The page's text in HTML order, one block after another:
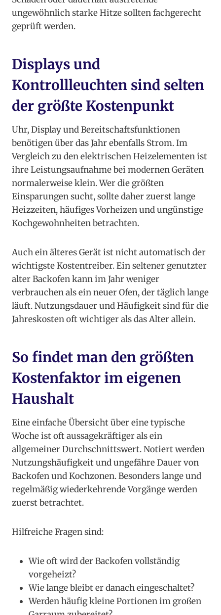
ungewöhnlich starke Hitze sollten fachgerecht
geprüft werden.
Displays und
Kontrollleuchten sind selten
der größte Kostenpunkt
Uhr, Display und Bereitschaftsfunktionen
benötigen über das Jahr ebenfalls Strom. Im
Vergleich zu den elektrischen Heizelementen ist
ihre Leistungsaufnahme bei modernen Geräten
normalerweise klein. Wer die größten
Einsparungen sucht, sollte daher zuerst lange
Heizzeiten, häufiges Vorheizen und ungünstige
Kochgewohnheiten betrachten.
Auch ein älteres Gerät ist nicht automatisch der
wichtigste Kostentreiber. Ein seltener genutzter
alter Backofen kann im Jahr weniger
verbrauchen als ein neuer Ofen, der täglich lange
läuft. Nutzungsdauer und Häufigkeit sind für die
Jahreskosten oft wichtiger als das Alter allein.
So findet man den größten
Kostenfaktor im eigenen
Haushalt
Eine einfache Übersicht über eine typische
Woche ist oft aussagekräftiger als ein
allgemeiner Durchschnittswert. Notiert werden
Nutzungshäufigkeit und ungefähre Dauer von
Backofen und Kochzonen. Besonders lange und
regelmäßig wiederkehrende Vorgänge werden
zuerst betrachtet.
Hilfreiche Fragen sind:
Wie oft wird der Backofen vollständig
vorgeheizt?
Wie lange bleibt er danach eingeschaltet?
Werden häufig kleine Portionen im großen